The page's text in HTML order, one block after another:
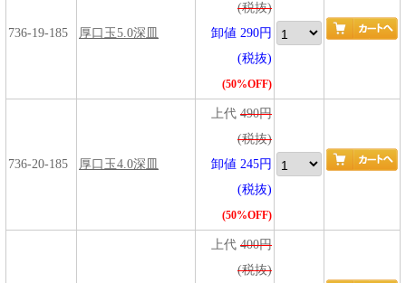
736-19-185 厚口玉5.0深皿
(税抜)
卸値 290円
(税抜)
(50%OFF)
736-20-185 厚口玉4.0深皿
上代 490円
(税抜)
卸値 245円
(税抜)
(50%OFF)
上代 400円
(税抜)